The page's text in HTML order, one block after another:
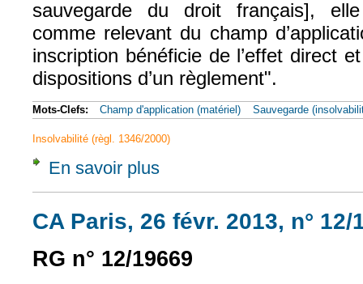
sauvegarde du droit français],
comme relevant du champ
inscription bénéficie de l’effet direct
dispositions d’un règlement".
Mots-Clefs: Champ d'application (matériel) Sauvegarde
Insolvabilité (règl. 1346/2000)
En savoir plus
CA Paris, 26 févr. 2013, n° 12/
RG n° 12/19669